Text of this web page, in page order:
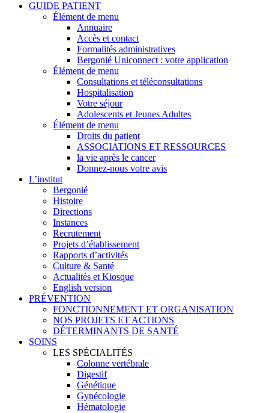
GUIDE PATIENT
Élément de menu
Annuaire
Accès et contact
Formalités administratives
Bergonié Uniconnect : votre application
Élément de menu
Consultations et téléconsultations
Hospitalisation
Votre séjour
Adolescents et Jeunes Adultes
Élément de menu
Droits du patient
ASSOCIATIONS ET RESSOURCES
la vie après le cancer
Donnez-nous votre avis
L’institut
Bergonié
Histoire
Directions
Instances
Recrutement
Projets d’établissement
Rapports d’activités
Culture & Santé
Actualités et Kiosque
English version
PRÉVENTION
FONCTIONNEMENT ET ORGANISATION
NOS PROJETS ET ACTIONS
DÉTERMINANTS DE SANTÉ
SOINS
LES SPÉCIALITÉS
Colonne vertébrale
Digestif
Génétique
Gynécologie
Hématologie